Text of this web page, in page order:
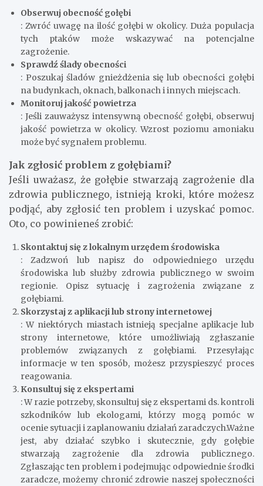
Obserwuj obecność gołębi
: Zwróć uwagę na ilość gołębi w okolicy. Duża populacja
tych ptaków może wskazywać na potencjalne
zagrożenie.
Sprawdź ślady obecności
: Poszukaj śladów gnieżdżenia się lub obecności gołębi
na budynkach, oknach, balkonach i innych miejscach.
Monitoruj jakość powietrza
: Jeśli zauważysz intensywną obecność gołębi, obserwuj
jakość powietrza w okolicy. Wzrost poziomu amoniaku
może być sygnałem problemu.
Jak zgłosić problem z gołębiami?
Jeśli uważasz, że gołębie stwarzają zagrożenie dla
zdrowia publicznego, istnieją kroki, które możesz
podjąć, aby zgłosić ten problem i uzyskać pomoc.
Oto, co powinieneś zrobić:
Skontaktuj się z lokalnym urzędem środowiska
: Zadzwoń lub napisz do odpowiedniego urzędu
środowiska lub służby zdrowia publicznego w swoim
regionie. Opisz sytuację i zagrożenia związane z
gołębiami.
Skorzystaj z aplikacji lub strony internetowej
: W niektórych miastach istnieją specjalne aplikacje lub
strony internetowe, które umożliwiają zgłaszanie
problemów związanych z gołębiami. Przesyłając
informacje w ten sposób, możesz przyspieszyć proces
reagowania.
Konsultuj się z ekspertami
: W razie potrzeby, skonsultuj się z ekspertami ds. kontroli
szkodników lub ekologami, którzy mogą pomóc w
ocenie sytuacji i zaplanowaniu działań zaradczych.Ważne
jest, aby działać szybko i skutecznie, gdy gołębie
stwarzają zagrożenie dla zdrowia publicznego.
Zgłaszając ten problem i podejmując odpowiednie środki
zaradcze, możemy chronić zdrowie naszej społeczności